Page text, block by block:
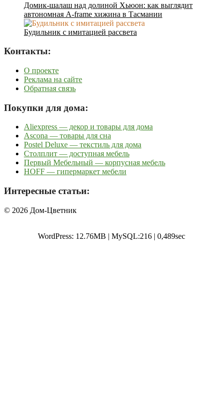
Домик-шалаш над долиной Хьюон: как выглядит
автономная A-frame хижина в Тасмании
Будильник с имитацией рассвета
Контакты:
О проекте
Реклама на сайте
Обратная связь
Покупки для дома:
Aliexpress — декор и товары для дома
Ascona — товары для сна
Postel Deluxe — текстиль для дома
Столплит — доступная мебель
Первый Мебельный — корпусная мебель
HOFF — гипермаркет мебели
Интересные статьи:
© 2026 Дом-Цветник
WordPress: 12.76MB | MySQL:216 | 0,489sec